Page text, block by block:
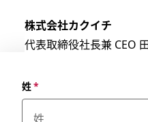
株式会社カクイチ
代表取締役社長兼 CEO
姓*